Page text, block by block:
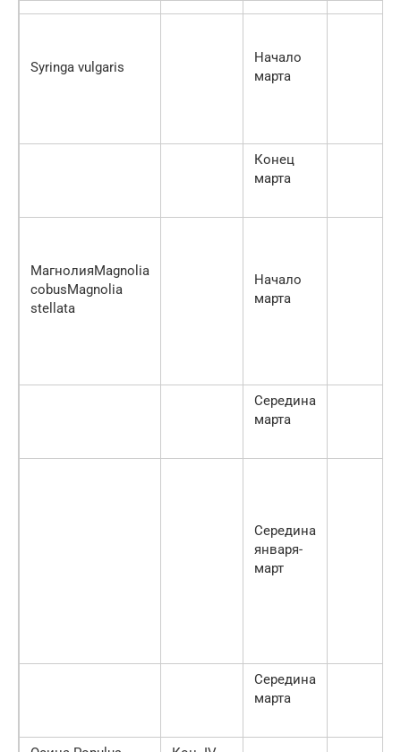
Syringa vulgaris
Начало
марта
Конец
марта
МагнолияMagnolia
cobusMagnolia
stellata
Начало
марта
Середина
марта
Середина
января-
март
Середина
марта